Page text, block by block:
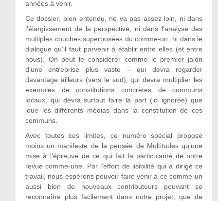
années à venir.
Ce dossier, bien entendu, ne va pas assez loin, ni dans
l’élargissement de la perspective, ni dans l’analyse des
multiples couches superposées du comme-un, ni dans le
dialogue qu’il faut parvenir à établir entre elles (et entre
nous). On peut le considérer comme le premier jalon
d’une entreprise plus vaste – qui devra regarder
davantage ailleurs (vers le sud), qui devra multiplier les
exemples de constitutions concrètes de communs
locaux, qui devra surtout faire la part (ici ignorée) que
joue les différents médias dans la constitution de ces
communs.
Avec toutes ces limites, ce numéro spécial propose
moins un manifeste de la pensée de Multitudes qu’une
mise à l’épreuve de ce qui fait la particularité de notre
revue comme-une. Par l’effort de lisibilité qui a dirigé ce
travail, nous espérons pouvoir faire venir à ce comme-un
aussi bien de nouveaux contributeurs pouvant se
reconnaître plus facilement dans notre projet, que de